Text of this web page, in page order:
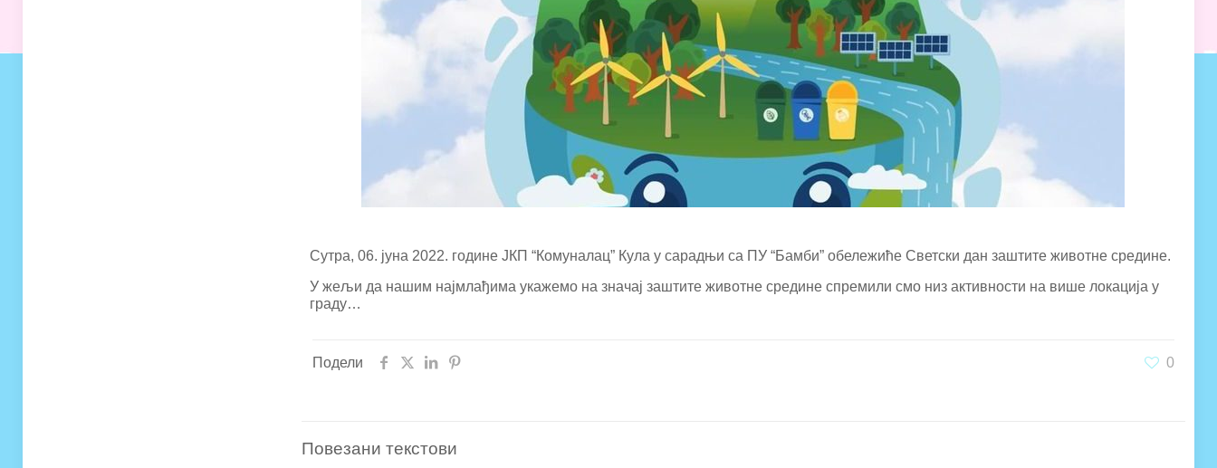
Сутра, 06. јуна 2022. године ЈКП “Комуналац” Кула у сарадњи са ПУ “Бамби” обележиће Светски дан заштите животне средине.
У жељи да нашим најмлађима укажемо на значај заштите животне средине спремили смо низ активности на више локација у
граду…
Подели 0
Повезани текстови